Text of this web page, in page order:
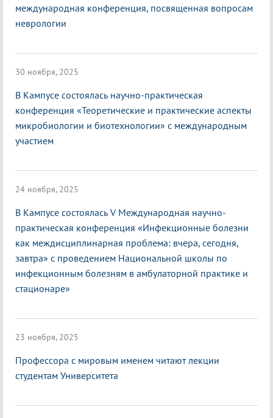
международная конференция, посвященная вопросам
неврологии
30 ноября, 2025
В Кампусе состоялась научно-практическая
конференция «Теоретические и практические аспекты
микробиологии и биотехнологии» с международным
участием
24 ноября, 2025
В Кампусе состоялась V Международная научно-
практическая конференция «Инфекционные болезни
как междисциплинарная проблема: вчера, сегодня,
завтра» с проведением Национальной школы по
инфекционным болезням в амбулаторной практике и
стационаре»
23 ноября, 2025
Профессора с мировым именем читают лекции
студентам Университета